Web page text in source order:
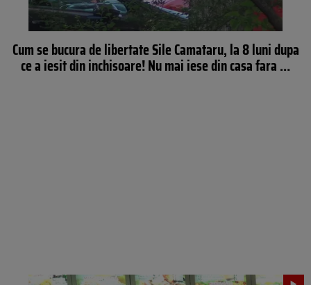
Cum se bucura de libertate Sile Camataru, la 8 luni dupa
ce a iesit din inchisoare! Nu mai iese din casa fara …